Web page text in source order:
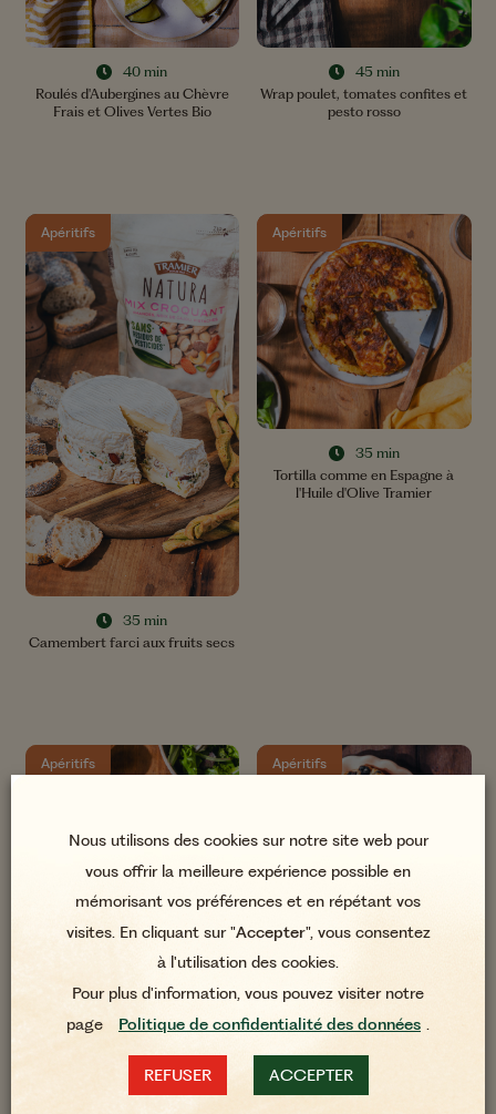
40 min
Roulés d'Aubergines au Chèvre
Frais et Olives Vertes Bio
45 min
Wrap poulet, tomates confites et
pesto rosso
Apéritifs
35 min
Camembert farci aux fruits secs
Apéritifs
35 min
Tortilla comme en Espagne à
l'Huile d'Olive Tramier
Apéritifs
25 min
Patatas Bravas comme en
Espagne
Apéritifs
Cookies salés aux Olives Noires
Confites Marinées aux Herbes de
Nous utilisons des cookies sur notre site web pour
vous offrir la meilleure expérience possible en
mémorisant vos préférences et en répétant vos
visites. En cliquant sur "Accepter", vous consentez
à l'utilisation des cookies.
Pour plus d'information, vous pouvez visiter notre
page
Politique de confidentialité des données .
REFUSER ACCEPTER